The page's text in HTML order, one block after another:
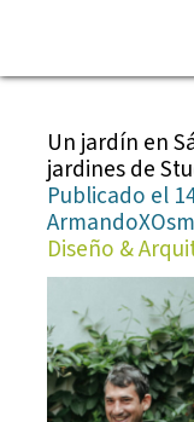
Saltar
contenidoUn jardín en
jardines de
Publicado el
Diseño &